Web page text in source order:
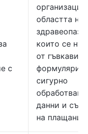
с
областта на
които се
от гъвкави
формуляри,
сигурно
обработване
данни и
на плащания.